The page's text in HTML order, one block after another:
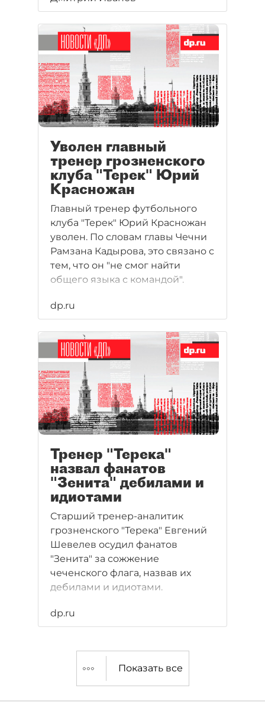
Уволен главный
тренер грозненского
клуба "Терек" Юрий
Красножан
Главный тренер футбольного
клуба "Терек" Юрий Красножан
уволен. По словам главы Чечни
Рамзана Кадырова, это связано с
тем, что он "не смог найти
общего языка с командой".
dp.ru
Тренер "Терека"
назвал фанатов
"Зенита" дебилами и
идиотами
Старший тренер-аналитик
грозненского "Терека" Евгений
Шевелев осудил фанатов
"Зенита" за сожжение
чеченского флага, назвав их
дебилами и идиотами.
dp.ru
Показать все